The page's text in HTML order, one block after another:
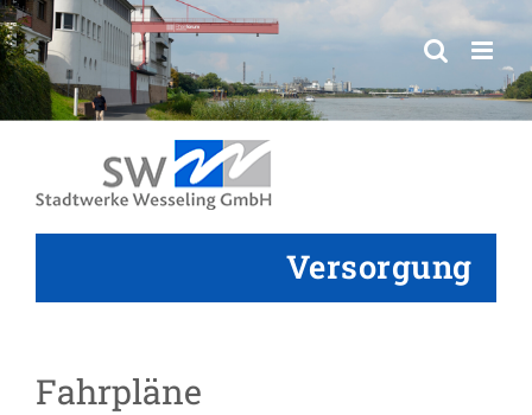
springen
Versorgung
Fahrpläne